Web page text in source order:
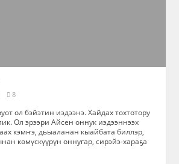
8
ол бэйэтин иэдээнэ. Хайдах тохтотору
Ол эрээри Айсен оннук иэдээннээх
кэмҥэ, дьыаланан кыайбата биллэр,
көмүскүүрүн оннугар, сирэйэ-хараҕа